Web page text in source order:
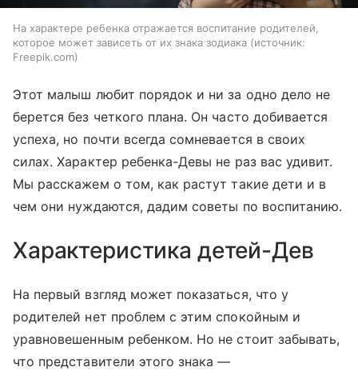
На характере ребенка отражается воспитание родителей,
которое может зависеть от их знака зодиака
источник:
Freepik.com
Этот малыш любит порядок и ни за одно дело не
берется без четкого плана. Он часто добивается
успеха, но почти всегда сомневается в своих
силах. Характер ребенка-Девы не раз вас удивит.
Мы расскажем о том, как растут такие дети и в
чем они нуждаются, дадим советы по воспитанию.
Характеристика детей-Дев
На первый взгляд может показаться, что у
родителей нет проблем с этим спокойным и
уравновешенным ребенком. Но не стоит забывать,
что представители этого знака —